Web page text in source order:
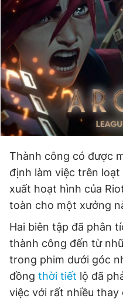
Hotline
0906 645 777
Đặt báo Quảng cáo
Tổng biên tập: Nguyễn Ngọc
Phó tổng biên tập thường
Phó tổng biên tập: Lâm Hiếu
Phó tổng biên tập: Trần Việt
Tổng thư ký tòa soạn: Đức
Giấy phép xuất bản số 110/
© 2003-2026 Bản quyền
chép dưới mọi hình thức
bản. Phát triển bởi ePi
Thành công có được
định làm việc trên
xuất hoạt hình của
toàn cho một xưởng
Hai biên tập đã phân
thành công đến từ
trong phim dưới góc
đồng thời tiết lộ đã
việc với rất nhiều thay